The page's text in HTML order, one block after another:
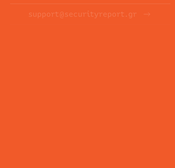
support@securityreport.gr